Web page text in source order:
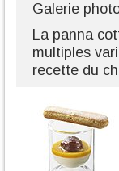
Galerie
La panna
multiples
recette du